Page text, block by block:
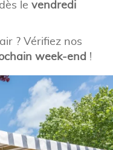
le vendredi
? Vérifiez nos
week-end !